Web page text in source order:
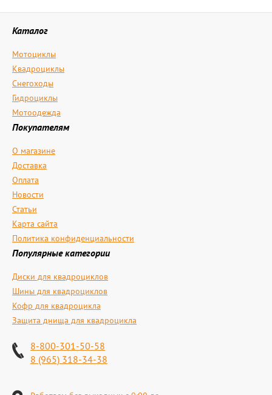
Каталог
Мотоциклы
Квадроциклы
Снегоходы
Гидроциклы
Мотоодежда
Покупателям
О магазине
Доставка
Оплата
Новости
Статьи
Карта сайта
Политика конфиденциальности
Популярные категории
Диски для квадроциклов
Шины для квадроциклов
Кофр для квадроцикла
Защита днища для квадроцикла
8-800-301-50-58
8 (965) 318-34-38